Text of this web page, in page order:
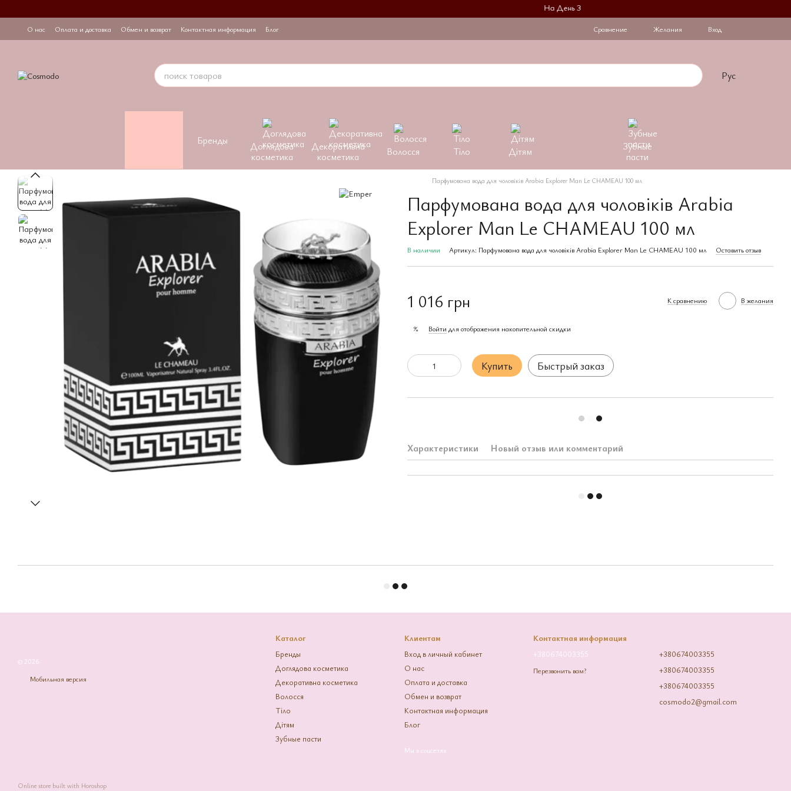
На День Закоханих при купівлі 2 флаконів на другий діє знижка -
О нас Оплата и доставка Обмен и возврат Контактная информация Блог Сравнение Желания Вход
Рус
Бренды
Доглядова
косметика
Декоративна
косметика
Волосся Тіло Дітям
Зубные
пасти
Парфумована вода для чоловіків Arabia Explorer Man Le CHAMEAU 100 мл
Парфумована вода для чоловіків Arabia
Explorer Man Le CHAMEAU 100 мл
В наличии Артикул: Парфумована вода для чоловіків Arabia Explorer Man Le CHAMEAU 100 мл Оставить отзыв
1 016 грн К сравнению В желания
% Войти для отображения накопительной скидки
Купить Быстрый заказ
Характеристики Новый отзыв или комментарий
© 2026
Мобильная версия
Online store built with Horoshop
Каталог
Бренды
Доглядова косметика
Декоративна косметика
Волосся
Тіло
Дітям
Зубные пасти
Клиентам
Вход в личный кабинет
О нас
Оплата и доставка
Обмен и возврат
Контактная информация
Блог
Мы в соцсетях
Контактная информация
+380674003355
Перезвонить вам?
+380674003355
+380674003355
+380674003355
cosmodo2@gmail.com